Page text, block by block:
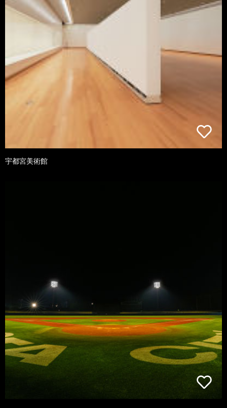
宇都宮美術館